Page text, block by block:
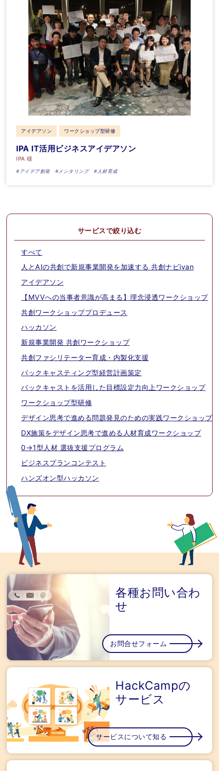
アイデアソン ワークショップ型研修
IPA IT活用ビジネスアイデアソン
IPA 様
#アイデア創発 #メンタリング #人材育成
サービスで絞り込む
すべて
人とAIの共創で新規事業開発を加速する 共創ナビivan
アイデアソン
【MVVへの当事者意識が高まる】理念浸透ワークショップ
共創ワークショッププロデュース
ハッカソン
新規事業開発 共創ワークショップ
共創ファシリテーター育成・内製化支援
バックキャスティング型経営計画策定
バックキャストを活用した目標設定力向上ワークショップ
ワークショップ型研修
デザイン思考で進める問題発見のための実践ワークショップ
DX施策をデザイン思考で進める人材育成ワークショップ
0→1型人材 選抜支援プログラム
ビジネスプランコンテスト
ハンズオン型ハッカソン
各種お問い合わ
せ
お問合せフォーム
HackCampの
サービス
サービスについて知る